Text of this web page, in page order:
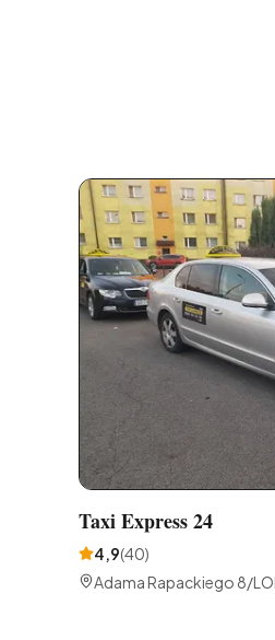
Taxi Express 24
4,9(40)
Adama Rapackiego 8/